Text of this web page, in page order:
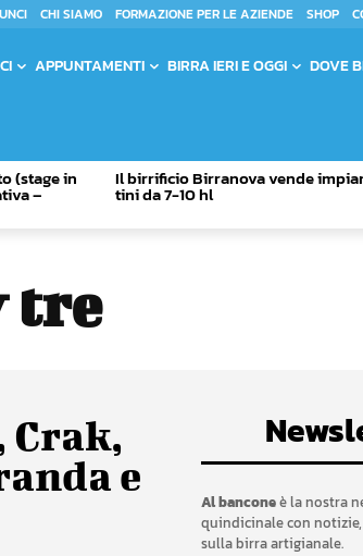
CHI SIAMO FORMAZIONE PER LE AZIENDE SHOP
APPUNTAMENTI BIRRA IERI E OGGI DOVE
(stage in
–
Il birrificio Birranova vende
tini da 7-10 hl
tre
Crak,
e
Al banconeè la nostra
quindicinale con
sulla birra artigianale.